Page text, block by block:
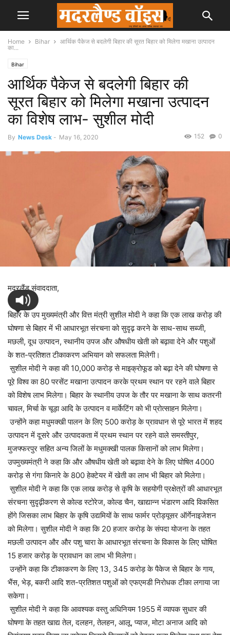
Home Bihar
आर्थिक पैकेज से बदलेगी बिहार की सूरत बिहार को मिलेगा मखाना उत्पादन
का...
Bihar
आर्थिक पैकेज से बदलेगी बिहार की
सूरत बिहार को मिलेगा मखाना उत्पादन
का विशेष लाभ- सुशील मोदी
By News Desk - May 16, 2020 0
152
मदरलैंड संवाददाता,
बिहार के उप मुख्यमंत्री और वित्त मंत्री सुशील मोदी ने कहा कि एक लाख करोड़ की
घोषणा से बिहार में भी आधारभूत संरचना को सुदृढ़ करने के साथ-साथ सब्जी,
मछली, दूध उत्पादन, स्थानीय उपज और औषधीय खेती को बढ़ावा देने और पशुओं
के शत-प्रतिशत टीकाकरण अभियान को सफलता मिलेगी।
सुशील मोदी ने कहा की 10,000 करोड़ से माइक्रोफूड को बढ़ा देने की घोषणा से
पूरे विश्व का 80 परसेंट मखाना उत्पादन करके प्रथम स्थान पर रहने वाले बिहार
को विशेष लाभ मिलेगा। बिहार के स्थानीय उपज के तौर पर मखाना के साथ कतरनी
चावल, मिर्चा के चूड़ा आदि के उत्पादन व मार्केटिंग को भी प्रोत्साहन मिलेगा।
उन्होंने कहा मधुमक्खी पालन के लिए 500 करोड़ के प्रावधान से पूरे भारत में शहद
उत्पादन में दूसरे और उत्पादकता में प्रथम स्थान पर रहने वाले समस्तीपुर,
मुजफ्फरपुर सहित अन्य जिलों के मधुमक्खी पालक किसानों को लाभ मिलेगा।
उपमुख्यमंत्री ने कहा कि और औषधीय खेती को बढ़ावा देने के लिए घोषित 4000
करोड़ से गंगा किनारे के 800 हेक्टेयर में खेती का लाभ भी बिहार को मिलेगा।
सुशील मोदी ने कहा कि एक लाख करोड़ से कृषि के सहयोगी प्रक्षेत्रों की आधारभूत
संरचना सुदृढ़ीकरण से कोल्ड स्टोरेज, कोल्ड चैन, खाद्यान्न भंडारण आदि विकसित
होंगे जिसका लाभ बिहार के कृषि उद्यमियों के साथ फार्मर प्रोड्यूसर ऑर्गेनाइजेशन
को मिलेगा। सुशील मोदी ने कहा कि 20 हजार करोड़ के संपदा योजना के तहत
मछली उत्पादन और और पशु चारा के आधारभूत संरचना के विकास के लिए घोषित
15 हजार करोड़ के प्रावधान का लाभ भी मिलेगा।
उन्होंने कहा कि टीकाकरण के लिए 13, 345 करोड़ के पैकेज से बिहार के गाय,
भैंस, भेड़, बकरी आदि शत-प्रतिशत पशुओं को एफएमडी निरोधक टीका लगाया जा
सकेगा।
सुशील मोदी ने कहा कि आवश्यक वस्तु अधिनियम 1955 में व्यापक सुधार की
घोषणा के तहत खाद्य तेल, दलहन, तेलहन, आलू, प्याज, मोटा अनाज आदि को